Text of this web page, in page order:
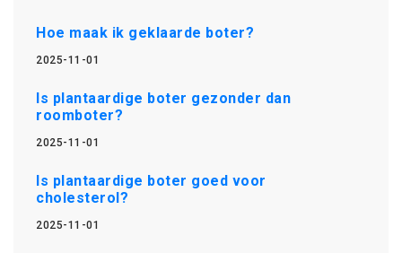
Hoe maak ik geklaarde boter?
2025-11-01
Is plantaardige boter gezonder dan
roomboter?
2025-11-01
Is plantaardige boter goed voor
cholesterol?
2025-11-01